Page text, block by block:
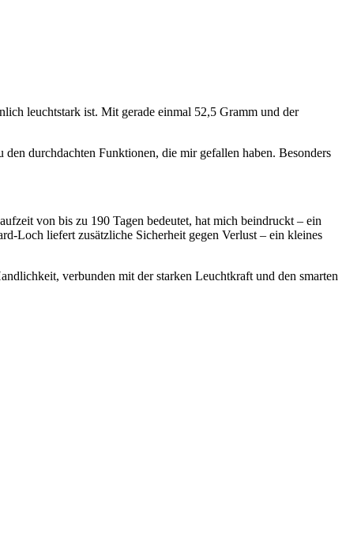
leuchtstark ist. Mit gerade einmal 52,5 Gramm und der
durchdachten Funktionen, die mir gefallen haben. Besonders
von bis zu 190 Tagen bedeutet, hat mich beindruckt – ein
Loch liefert zusätzliche Sicherheit gegen Verlust – ein kleines
verbunden mit der starken Leuchtkraft und den smarten